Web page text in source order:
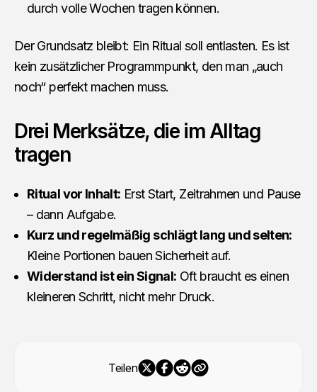
durch volle Wochen tragen können.
Der Grundsatz bleibt: Ein Ritual soll entlasten. Es ist
kein zusätzlicher Programmpunkt, den man „auch
noch“ perfekt machen muss.
Drei Merksätze, die im Alltag
tragen
Ritual vor Inhalt: Erst Start, Zeitrahmen und Pause
– dann Aufgabe.
Kurz und regelmäßig schlägt lang und selten:
Kleine Portionen bauen Sicherheit auf.
Widerstand ist ein Signal: Oft braucht es einen
kleineren Schritt, nicht mehr Druck.
Teilen